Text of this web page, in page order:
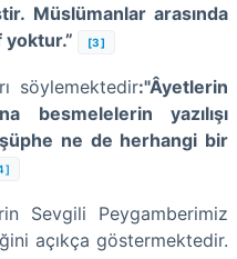
Müslümanlar arasında
[3]
söylemektedir:"Âyetlerin
besmelelerin yazılışı
ne de herhangi bir
Sevgili Peygamberimiz
açıkça göstermektedir.